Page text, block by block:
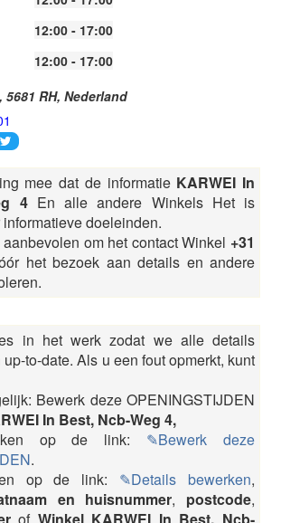
12:00 - 17:00
12:00 - 17:00
, 5681 RH, Nederland
mee dat de informatie KARWEI In
4En alle andere Winkels Het is
doeleinden.
om het contact Winkel +31
het bezoek aan details en andere
in het werk zodat we alle details
to-date. Als u een fout opmerkt, kunt
Bewerk deze OPENINGSTIJDEN
In Best, Ncb-Weg 4,
op de link: ✎Bewerk deze
.
op de link: ✎Details bewerken,
en huisnummer, postcode,